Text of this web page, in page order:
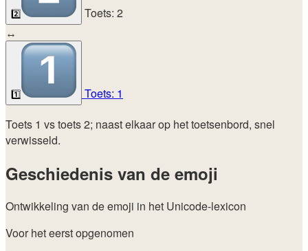
2️⃣
Toets: 2
↔
1️⃣
Toets: 1
Toets 1 vs toets 2; naast elkaar op het toetsenbord, snel
verwisseld.
Geschiedenis van de emoji
Ontwikkeling van de emoji in het Unicode-lexicon
Voor het eerst opgenomen